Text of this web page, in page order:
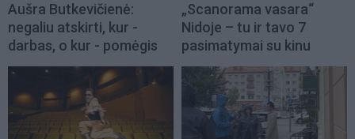
Aušra Butkevičienė:
negaliu atskirti, kur -
darbas, o kur - pomėgis
„Scanorama vasara“
Nidoje – tu ir tavo 7
pasimatymai su kinu